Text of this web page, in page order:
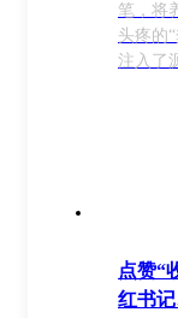
笔，将
头疼的
注入了
点赞“
红书